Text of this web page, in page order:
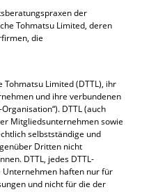
der
Tohmatsu Limited, deren
die
Limited (DTTL), ihr
und ihre verbundenen
DTTL (auch
Mitgliedsunternehmen sowie
selbstständige und
Dritten nicht
DTTL, jedes DTTL-
haften nur für
und nicht für die der